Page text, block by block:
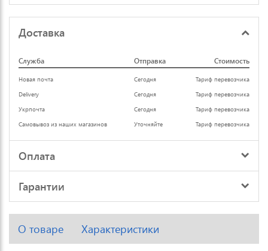
Доставка
Служба Отправка Стоимость
Новая почта Сегодня
Тариф перевозчика
Delivery
Сегодня
Тариф перевозчика
Укрпочта
Сегодня
Тариф перевозчика
Самовывоз из наших магазинов
Уточняйте Тариф перевозчика
Оплата
Гарантии
О товаре Характеристики